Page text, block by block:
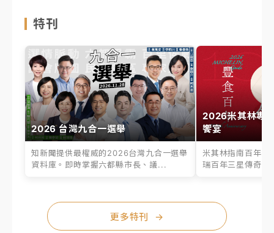
特刊
2026 台灣九合一選舉
知新聞提供最權威的2026台灣九合一選舉
資料庫。即時掌握六都縣市長、議...
2026米其林專
饗宴
米其林指南百年之
瑞百年三星傳奇、
更多特刊 →